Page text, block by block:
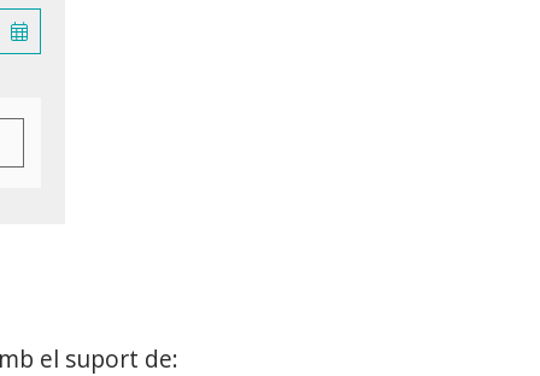
el suport de: